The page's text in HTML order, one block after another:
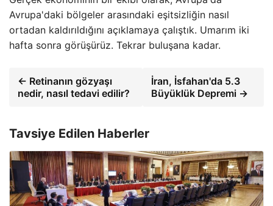
Avrupa'daki bölgeler arasındaki eşitsizliğin nasıl
ortadan kaldırıldığını açıklamaya çalıştık. Umarım iki
hafta sonra görüşürüz. Tekrar buluşana kadar.
← Retinanın gözyaşı
nedir, nasıl tedavi edilir?
İran, İsfahan'da 5.3
Büyüklük Depremi →
Tavsiye Edilen Haberler